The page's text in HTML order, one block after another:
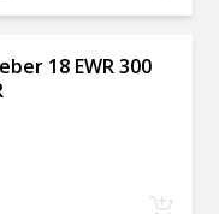
18 EWR 300